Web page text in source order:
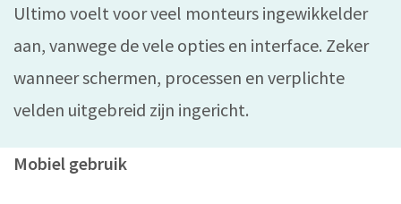
Ultimo voelt voor veel monteurs ingewikkelder
aan, vanwege de vele opties en interface. Zeker
wanneer schermen, processen en verplichte
velden uitgebreid zijn ingericht.
Mobiel gebruik